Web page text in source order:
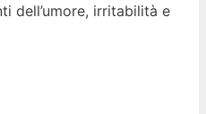
dell’umore, irritabilità e